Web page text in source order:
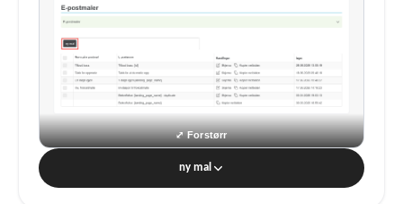
ny mal